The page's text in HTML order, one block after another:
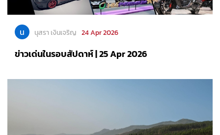
น นุสรา เงินเจริญ 24 Apr 2026
ข่าวเด่นในรอบสัปดาห์ | 25 Apr 2026